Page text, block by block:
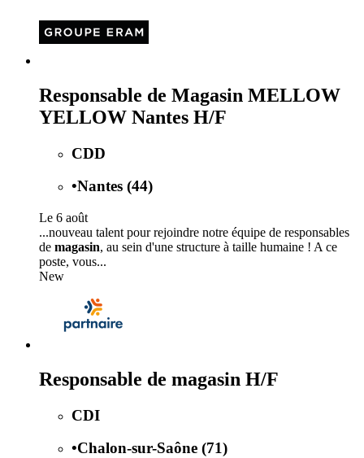
Responsable de Magasin MELLOW
YELLOW Nantes H/F
CDD
•Nantes (44)
Le 6 août
...nouveau talent pour rejoindre notre équipe de responsables
de magasin, au sein d'une structure à taille humaine ! A ce
poste, vous...
New
Responsable de magasin H/F
CDI
•Chalon-sur-Saône (71)